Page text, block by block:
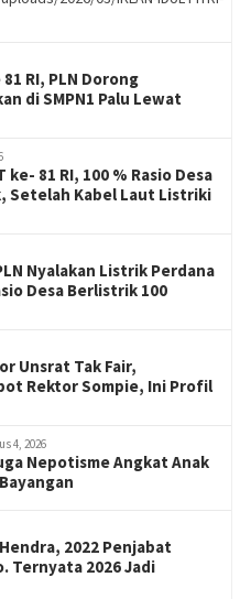
RI, PLN Dorong
di SMPN1 Palu Lewat
ke- 81 RI, 100 % Rasio Desa
Setelah Kabel Laut Listriki
Nyalakan Listrik Perdana
Desa Berlistrik 100
Unsrat Tak Fair,
Rektor Sompie, Ini Profil
4, 2026
Nepotisme Angkat Anak
2022 Penjabat
Ternyata 2026 Jadi